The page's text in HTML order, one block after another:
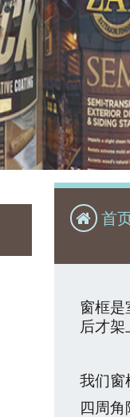
首
窗框是
后才架
我们窗
四周角